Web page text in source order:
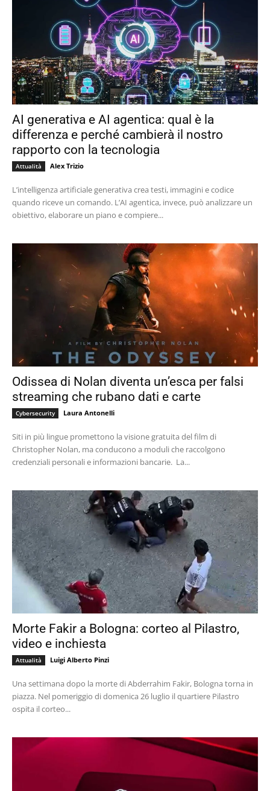
AI generativa e AI agentica: qual è la
differenza e perché cambierà il nostro
rapporto con la tecnologia
Attualità Alex Trizio
L’intelligenza artificiale generativa crea testi, immagini e codice
quando riceve un comando. L’AI agentica, invece, può analizzare un
obiettivo, elaborare un piano e compiere...
Odissea di Nolan diventa un’esca per falsi
streaming che rubano dati e carte
Cybersecurity Laura Antonelli
Siti in più lingue promettono la visione gratuita del film di
Christopher Nolan, ma conducono a moduli che raccolgono
credenziali personali e informazioni bancarie. La...
Morte Fakir a Bologna: corteo al Pilastro,
video e inchiesta
Attualità Luigi Alberto Pinzi
Una settimana dopo la morte di Abderrahim Fakir, Bologna torna in
piazza. Nel pomeriggio di domenica 26 luglio il quartiere Pilastro
ospita il corteo...